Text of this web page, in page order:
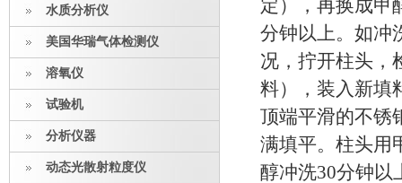
水质分析仪
美国华瑞气体检测仪
溶氧仪
试验机
分析仪器
动态光散射粒度仪
定），再换成甲
分钟以上。如冲
况，拧开柱头，
料），装入新填
顶端平滑的不锈
满填平。柱头用
醇冲洗30分钟以